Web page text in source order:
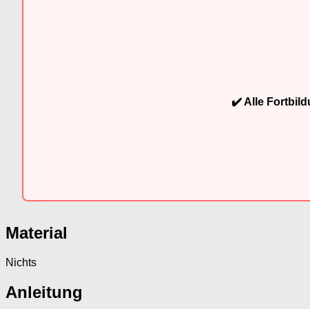
✔️ Alle
Material
Nichts
Anleitung